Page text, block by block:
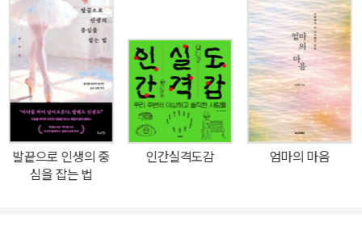
른 이 책은 ‘어버이날 젊은 독자들이 부모에게 가장 많이 선물하는 기
프트북’의 상징이 되었다. 여성 독자들이 이 책에 열광하는 이유는 간
단하다. 유쾌하고 지혜로운 질문에 차근차근 답을 적어 가다 보면, 스
쳐 가는 파노라마 속에서 자신의 삶을 완벽하게 정리할 수 있기 때문
이다. 이를 통해 남은 삶의 방향을 새롭게 설정하고, 새롭게 떠오른 길
을 걸어갈 힘과 격려를 얻을 수 있다. 책의 마지막 장을 덮을 때쯤이
면, 세상에 오직 한 권뿐인 자신만의 작고 아름다운 자서전이 완성된
다. 그리고 이 자서전은 자신의 삶을 살아갈 자녀들에게 소중한 선물
발끝으로 인생의 중
심을 잡는 법
인간실격도감 엄마의 마음